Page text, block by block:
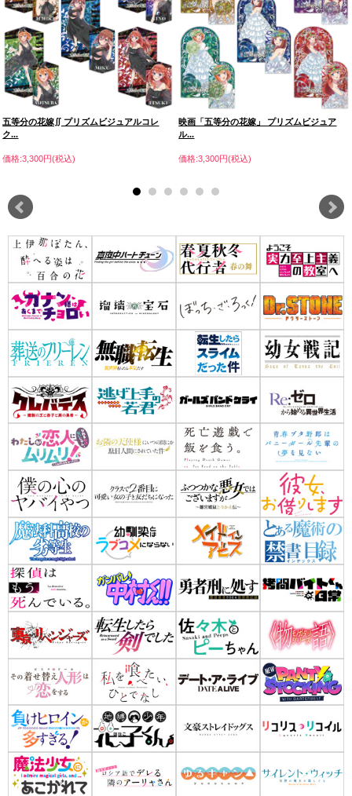
五等分の花嫁∬ プリズムビジュアルコレ
ク...
価格:3,300円(税込)
映画「五等分の花嫁」 プリズムビジュア
ル...
価格:3,300円(税込)